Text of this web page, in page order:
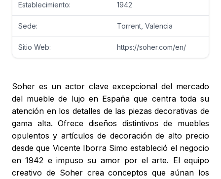
Establecimiento: 1942
Sede: Torrent, Valencia
Sitio Web: https://soher.com/en/
Soher es un actor clave excepcional del mercado
del mueble de lujo en España que centra toda su
atención en los detalles de las piezas decorativas de
gama alta. Ofrece diseños distintivos de muebles
opulentos y artículos de decoración de alto precio
desde que Vicente Iborra Simo estableció el negocio
en 1942 e impuso su amor por el arte. El equipo
creativo de Soher crea conceptos que aúnan los